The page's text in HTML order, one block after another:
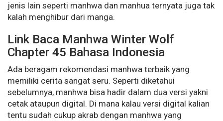
jenis lain seperti manhwa dan manhua ternyata juga tak
kalah menghibur dari manga.
Link Baca Manhwa Winter Wolf
Chapter 45 Bahasa Indonesia
Ada beragam rekomendasi manhwa terbaik yang
memiliki cerita sangat seru. Seperti diketahui
sebelumnya, manhwa bisa hadir dalam dua versi yakni
cetak ataupun digital. Di mana kalau versi digital kalian
tentu sudah cukup akrab dengan manhwa yang